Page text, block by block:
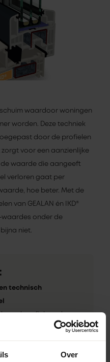
Over
waardoor woningen
worden. Deze techniek
door de profielen
voor een aanzienlijke
waarde die aangeeft
verloren gaat per
hoe beter. Met de
van GEALAN én IKD®
onder de
bijna niet.
technisch
richting jouw